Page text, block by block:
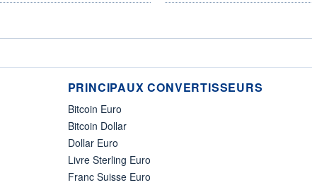
PRINCIPAUX CONVERTISSEURS
Bitcoin Euro
Bitcoin Dollar
Dollar Euro
Livre Sterling Euro
Franc Suisse Euro